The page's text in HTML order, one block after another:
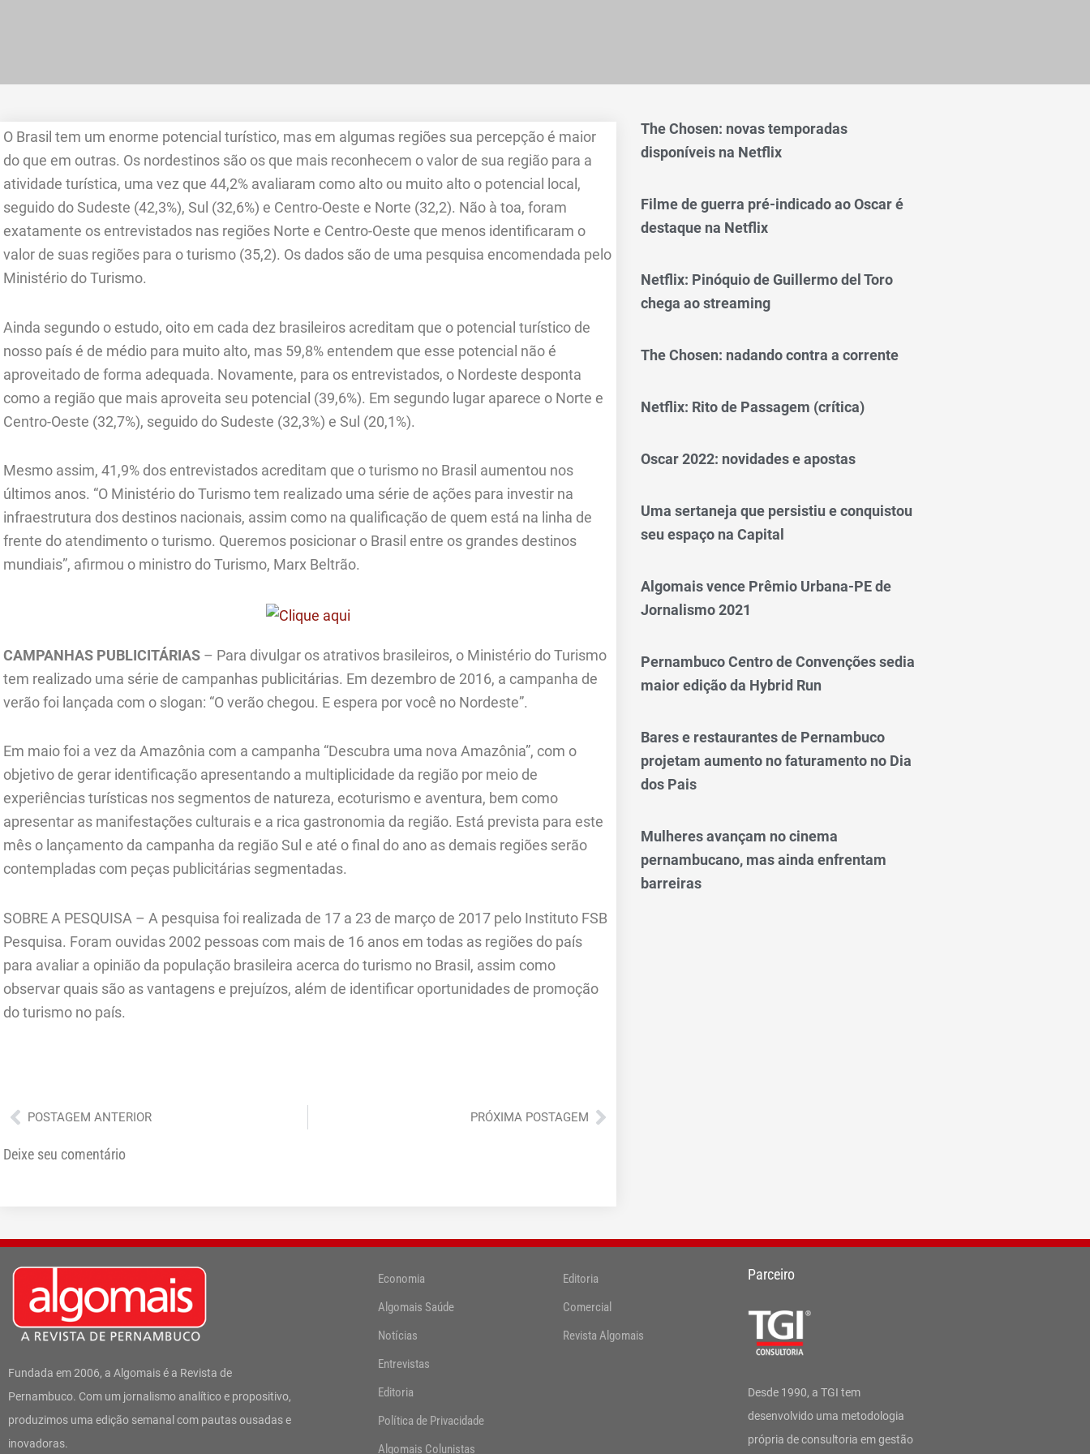
O Brasil tem um enorme potencial turístico, mas em algumas regiões sua percepção é maior
do que em outras. Os nordestinos são os que mais reconhecem o valor de sua região para a
atividade turística, uma vez que 44,2% avaliaram como alto ou muito alto o potencial local,
seguido do Sudeste (42,3%), Sul (32,6%) e Centro-Oeste e Norte (32,2). Não à toa, foram
exatamente os entrevistados nas regiões Norte e Centro-Oeste que menos identificaram o
valor de suas regiões para o turismo (35,2). Os dados são de uma pesquisa encomendada pelo
Ministério do Turismo.
Ainda segundo o estudo, oito em cada dez brasileiros acreditam que o potencial turístico de
nosso país é de médio para muito alto, mas 59,8% entendem que esse potencial não é
aproveitado de forma adequada. Novamente, para os entrevistados, o Nordeste desponta
como a região que mais aproveita seu potencial (39,6%). Em segundo lugar aparece o Norte e
Centro-Oeste (32,7%), seguido do Sudeste (32,3%) e Sul (20,1%).
Mesmo assim, 41,9% dos entrevistados acreditam que o turismo no Brasil aumentou nos
últimos anos. “O Ministério do Turismo tem realizado uma série de ações para investir na
infraestrutura dos destinos nacionais, assim como na qualificação de quem está na linha de
frente do atendimento o turismo. Queremos posicionar o Brasil entre os grandes destinos
mundiais”, afirmou o ministro do Turismo, Marx Beltrão.
CAMPANHAS PUBLICITÁRIAS – Para divulgar os atrativos brasileiros, o Ministério do Turismo
tem realizado uma série de campanhas publicitárias. Em dezembro de 2016, a campanha de
verão foi lançada com o slogan: “O verão chegou. E espera por você no Nordeste”.
Em maio foi a vez da Amazônia com a campanha “Descubra uma nova Amazônia”, com o
objetivo de gerar identificação apresentando a multiplicidade da região por meio de
experiências turísticas nos segmentos de natureza, ecoturismo e aventura, bem como
apresentar as manifestações culturais e a rica gastronomia da região. Está prevista para este
mês o lançamento da campanha da região Sul e até o final do ano as demais regiões serão
contempladas com peças publicitárias segmentadas.
SOBRE A PESQUISA – A pesquisa foi realizada de 17 a 23 de março de 2017 pelo Instituto FSB
Pesquisa. Foram ouvidas 2002 pessoas com mais de 16 anos em todas as regiões do país
para avaliar a opinião da população brasileira acerca do turismo no Brasil, assim como
observar quais são as vantagens e prejuízos, além de identificar oportunidades de promoção
do turismo no país.
Anterior
POSTAGEM ANTERIOR PRÓXIMA POSTAGEMPróximo
Deixe seu comentário
The Chosen: novas temporadas
disponíveis na Netflix
Filme de guerra pré-indicado ao Oscar é
destaque na Netflix
Netflix: Pinóquio de Guillermo del Toro
chega ao streaming
The Chosen: nadando contra a corrente
Netflix: Rito de Passagem (crítica)
Oscar 2022: novidades e apostas
Uma sertaneja que persistiu e conquistou
seu espaço na Capital
Algomais vence Prêmio Urbana-PE de
Jornalismo 2021
Pernambuco Centro de Convenções sedia
maior edição da Hybrid Run
Bares e restaurantes de Pernambuco
projetam aumento no faturamento no Dia
dos Pais
Mulheres avançam no cinema
pernambucano, mas ainda enfrentam
barreiras
Fundada em 2006, a Algomais é a Revista de
Pernambuco. Com um jornalismo analítico e propositivo,
produzimos uma edição semanal com pautas ousadas e
inovadoras.
Economia
Algomais Saúde
Notícias
Entrevistas
Editoria
Política de Privacidade
Algomais Colunistas
Editoria
Comercial
Revista Algomais
Parceiro
Desde 1990, a TGI tem
desenvolvido uma metodologia
própria de consultoria em gestão